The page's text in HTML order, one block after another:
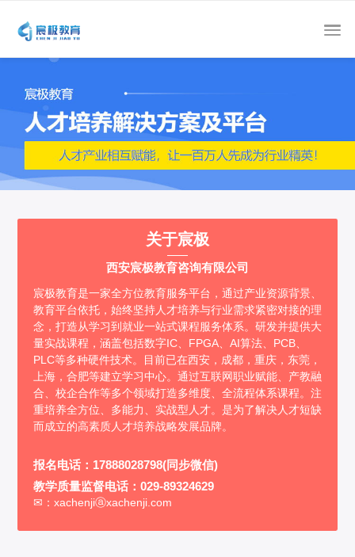
关于宸极
西安宸极教育咨询有限公司
宸极教育是一家全方位教育服务平台，通过产业资源背景、
教育平台依托，始终坚持人才培养与行业需求紧密对接的理
念，打造从学习到就业一站式课程服务体系。研发并提供大
量实战课程，涵盖包括数字IC、FPGA、AI算法、PCB、
PLC等多种硬件技术。目前已在西安，成都，重庆，东莞，
上海，合肥等建立学习中心。通过互联网职业赋能、产教融
合、校企合作等多个领域打造多维度、全流程体系课程。注
重培养全方位、多能力、实战型人才。是为了解决人才短缺
而成立的高素质人才培养战略发展品牌。
报名电话：17888028798(同步微信)
教学质量监督电话：029-89324629
✉：xachenjiⓐxachenji.com